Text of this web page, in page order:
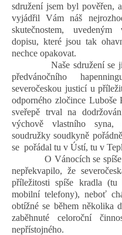
sdružení jsem byl pověřen,
vyjádřil Vám náš
skutečnostem,
dopisu, které jsou tak
nechce opakovat.
Naše sdružení se
předvánočního
severočeskou justicí u
odporného zločince Luboše
sveřepě trval na
výchově vlastního syna,
soudružky soudkyně
se pořádal tu v Ústí, tu v
O Vánocích se
nepřekvapilo, že
příležitosti spíše kradla
mobilní telefony), neboť
obtížné se během několika
zaběhnuté celoroční
nepřístojného.